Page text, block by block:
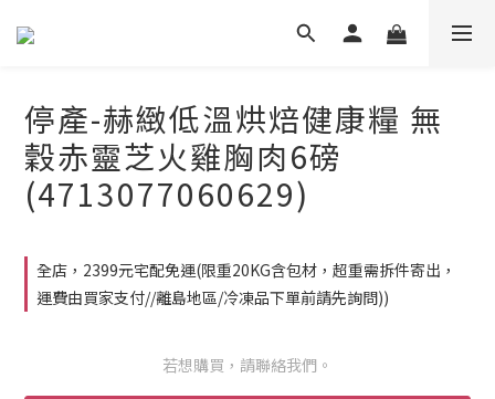
停產-赫緻低溫烘焙健康糧 無
穀赤靈芝火雞胸肉6磅
(4713077060629)
全店，2399元宅配免運(限重20KG含包材，超重需拆件寄出，
運費由買家支付//離島地區/冷凍品下單前請先詢問))
若想購買，請聯絡我們。